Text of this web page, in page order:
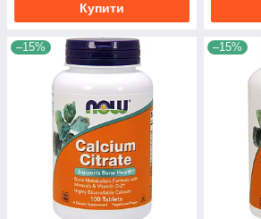
Купити
–15% –15%